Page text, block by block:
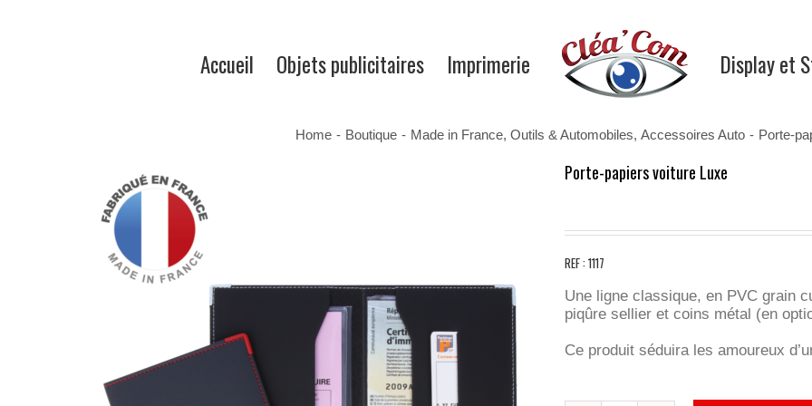
Accueil Objets publicitaires Imprimerie Display et
Home - Boutique - Made in France, Outils & Automobiles, Accessoires Auto - Porte-
Porte-papiers voiture Luxe
REF : 1117
Une ligne classique, en PVC grain
piqûre sellier et coins métal (en
Ce produit séduira les amoureux